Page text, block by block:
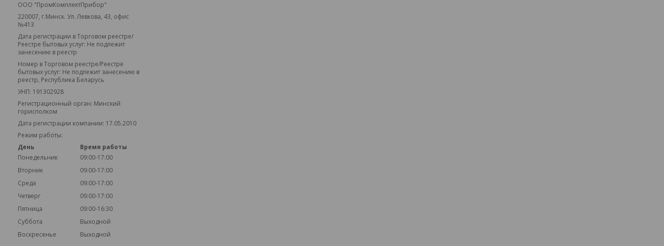
ООО "ПромКомплектПрибор"
220007, г.Минск. Ул. Левкова, 43, офис
№413
Дата регистрации в Торговом реестре/
Реестре бытовых услуг: Не подлежит
занесению в реестр
Номер в Торговом реестре/Реестре
бытовых услуг: Не подлежит занесению в
реестр, Республика Беларусь
УНП: 191302928
Регистрационный орган: Минский
горисполком
Дата регистрации компании: 17.05.2010
Режим работы:
День
Время работы
Понедельник
09:00-17:00
Вторник
09:00-17:00
Среда
09:00-17:00
Четверг
09:00-17:00
Пятница
09:00-16:30
Суббота
Выходной
Воскресенье
Выходной